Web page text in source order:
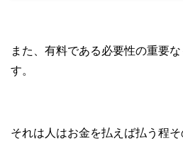
また、有料である必要性の重要
す。
それは人はお金を払えば払う程そ